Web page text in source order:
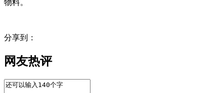
物料。
分享到：
网友热评